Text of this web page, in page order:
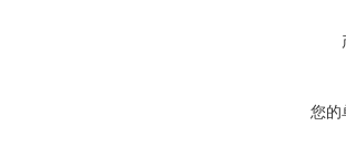
您的